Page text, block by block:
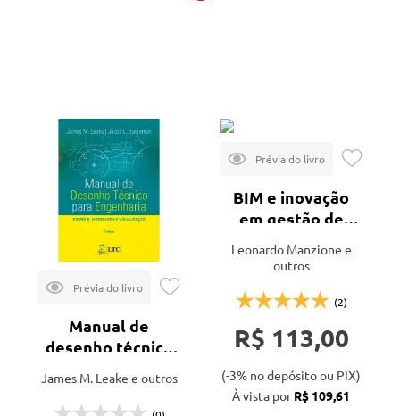
Manual de
desenho técnico
para engenharia -
2ª ed.
James M. Leake e outros
BIM e inovação
em gestão de
projetos
Leonardo Manzione e
outros
(2)
R$ 113,00
(-3% no depósito ou PIX)
À vista porR$ 109,61